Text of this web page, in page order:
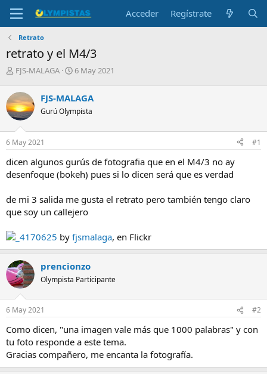
Acceder Regístrate
Retrato
retrato y el M4/3
I
i
c
i
a
d
o
d
e
t
e
a
FJS-MALAGA
F
h
a
e
i
c
o
6 May 2021
FJS-MALAGA
Gurú Olympista
6 May 2021 #1
dicen algunos gurús de fotografia que en el M4/3 no ay
desenfoque (bokeh) pues si lo dicen será que es verdad
de mi 3 salida me gusta el retrato pero también tengo claro
que soy un callejero
_4170625 by fjsmalaga, en Flickr
prencionzo
Olympista Participante
6 May 2021 #2
Como dicen, "una imagen vale más que 1000 palabras" y con
tu foto responde a este tema.
Gracias compañero, me encanta la fotografía.